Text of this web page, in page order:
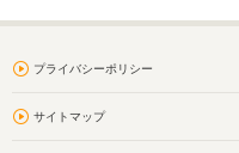
プライバシーポリシー
サイトマップ